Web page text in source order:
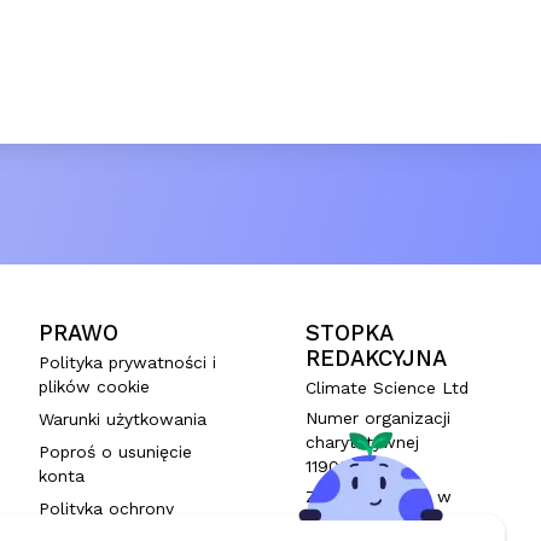
PRAWO
Polityka prywatności i
plików cookie
Warunki użytkowania
Poproś o usunięcie
konta
Polityka ochrony
STOPKA
REDAKCYJNA
Climate Science Ltd
Numer organizacji
charytatywnej
1190993
Zarejestrowana w
Anglii i Walii